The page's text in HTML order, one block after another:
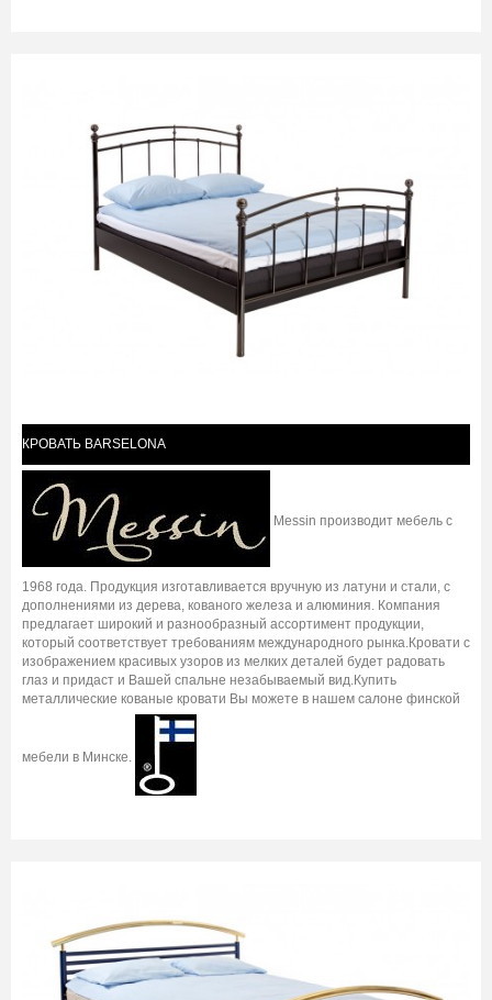
КРОВАТЬ BARSELONA
Messin производит мебель с
1968 года. Продукция изготавливается вручную из латуни и стали, с
дополнениями из дерева, кованого железа и алюминия. Компания
предлагает широкий и разнообразный ассортимент продукции,
который соответствует требованиям международного рынка.Кровати с
изображением красивых узоров из мелких деталей будет радовать
глаз и придаст и Вашей спальне незабываемый вид.Купить
металлические кованые кровати Вы можете в нашем салоне финской
мебели в Минске.